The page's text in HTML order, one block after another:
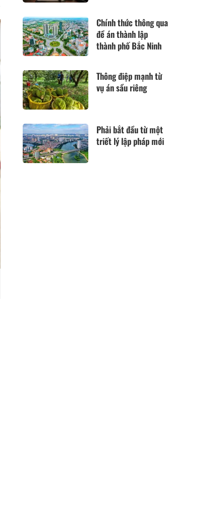
đổi cơ bản theo Điều
420 Bộ luật Dân sự
năm 2015
Chính thức thông qua
đề án thành lập
thành phố Bắc Ninh
Thông điệp mạnh từ
vụ án sầu riêng
Phải bắt đầu từ một
triết lý lập pháp mới